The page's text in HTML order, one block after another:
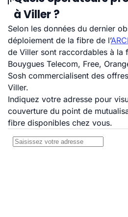
à Viller ?
Selon les données du dernier
déploiement de la fibre de l’
de Viller sont raccordables à la
Bouygues Telecom, Free,
Sosh commercialisent des
Viller.
Indiquez votre adresse pour
couverture du point de
fibre disponibles chez vous.